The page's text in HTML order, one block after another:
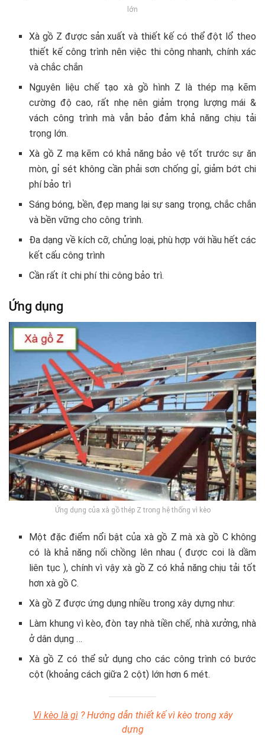
lớn
Xà gồ Z được sản xuất và thiết kế có thể đột lổ theo
thiết kế công trình nên việc thi công nhanh, chính xác
và chắc chắn
Nguyên liệu chế tạo xà gồ hình Z là thép mạ kẽm
cường độ cao, rất nhẹ nên giảm trọng lượng mái &
vách công trình mà vẫn bảo đảm khả năng chịu tải
trọng lớn.
Xà gồ Z mạ kẽm có khả năng bảo vệ tốt trước sự ăn
mòn, gỉ sét không cần phải sơn chống gỉ, giảm bớt chi
phí bảo trì
Sáng bóng, bền, đẹp mang lại sự sang trọng, chắc chắn
và bền vững cho công trình.
Đa dạng về kích cỡ, chủng loại, phù hợp với hầu hết các
kết cấu công trình
Cần rất ít chi phí thi công bảo trì.
Ứng dụng
Ứng dụng của xà gồ thép Z trong hệ thống vì kèo
Một đặc điểm nổi bật của xà gồ Z mà xà gồ C không
có là khả năng nối chồng lên nhau ( được coi là dầm
liên tục ), chính vì vậy xà gồ Z có khả năng chịu tải tốt
hơn xà gồ C.
Xà gồ Z được ứng dụng nhiều trong xây dựng như:
Làm khung vì kèo, đòn tay nhà tiền chế, nhà xưởng, nhà
ở dân dụng …
Xà gồ Z có thể sử dụng cho các công trình có bước
cột (khoảng cách giữa 2 cột) lớn hơn 6 mét.
Vì kèo là gì? Hướng dẫn thiết kế vì kèo trong xây
dựng